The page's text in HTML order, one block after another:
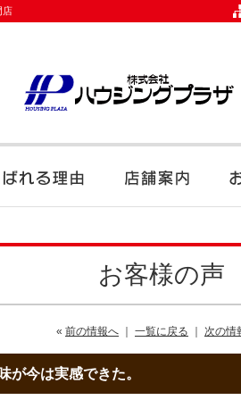
店
お客様の声
« 前の情報へ 一覧に戻る 次の情
が今は実感できた。